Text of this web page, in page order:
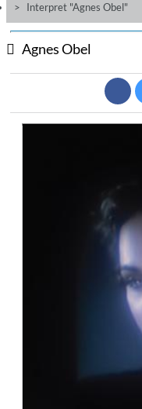
Videos
Interpret "Agnes Obel"
Agnes Obel